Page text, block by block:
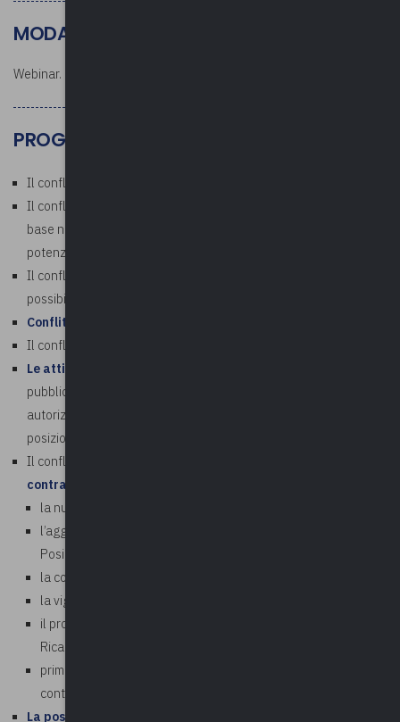
MODALITÀ DI SVOLGIMENTO
Webinar.
PROGRAMMA
Il conflitto d’interessi in generale
Il conflitto di interessi nella P.A.: fondamento costituzionale,
base normativa e nozione. Conflitto di interessi reale,
potenziale, percepito, apparente e strutturale
Il conflitto di interessi nel codice di comportamento generale e i
possibili contenuti del codice di amministrazione
Conflitto di interessi e astensione
Il conflitto per asimmetria informativa
Le attività extralavorative
pubblico dipendente e quelle autorizzabili svolte in assenza di
autorizzazione. Responsabilità erariale. Giurisprudenza. La
posizione dell’Anac
Il conflitto di interessi disciplinato dal
contratti pubblici
la nuova definizione di conflitto di cui all’art. 6, comma 1
l’aggravamento dell’onere della prova di cui al comma 2.
Posizione dell’Anac.
la comunicazione disciplinata dal comma 3
la vigilanza ai sensi del comma 4
il problema del residuo spazio per il conflitto potenziale.
Ricadute sul regime delle responsabilità
prime pronunce giurisprudenziali sul nuovo codice dei
contratti pubblici
La posizione dell’Anac